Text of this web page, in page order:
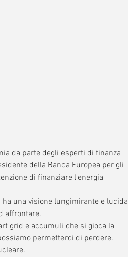
da parte degli esperti di finanza
della Banca Europea per gli
di finanziare l'energia
una visione lungimirante e lucida
affrontare.
grid e accumuli che si gioca la
permetterci di perdere.